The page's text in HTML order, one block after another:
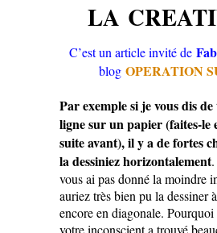
LA
C’est un article invité de
blog OPERATION
Par exemple si je vous dis
ligne sur un papier (faites-le
suite avant), il y a de fortes
la dessiniez horizontalement.
vous ai pas donné la moindre
auriez très bien pu la dessiner
encore en diagonale. Pourquoi